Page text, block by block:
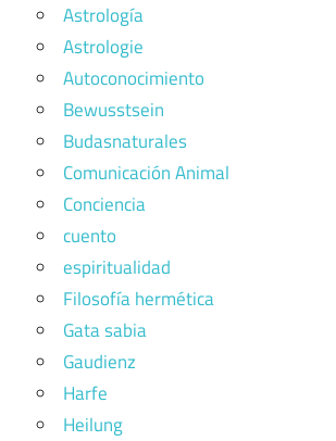
Astrología
Astrologie
Autoconocimiento
Bewusstsein
Budasnaturales
Comunicación Animal
Conciencia
cuento
espiritualidad
Filosofía hermética
Gata sabia
Gaudienz
Harfe
Heilung